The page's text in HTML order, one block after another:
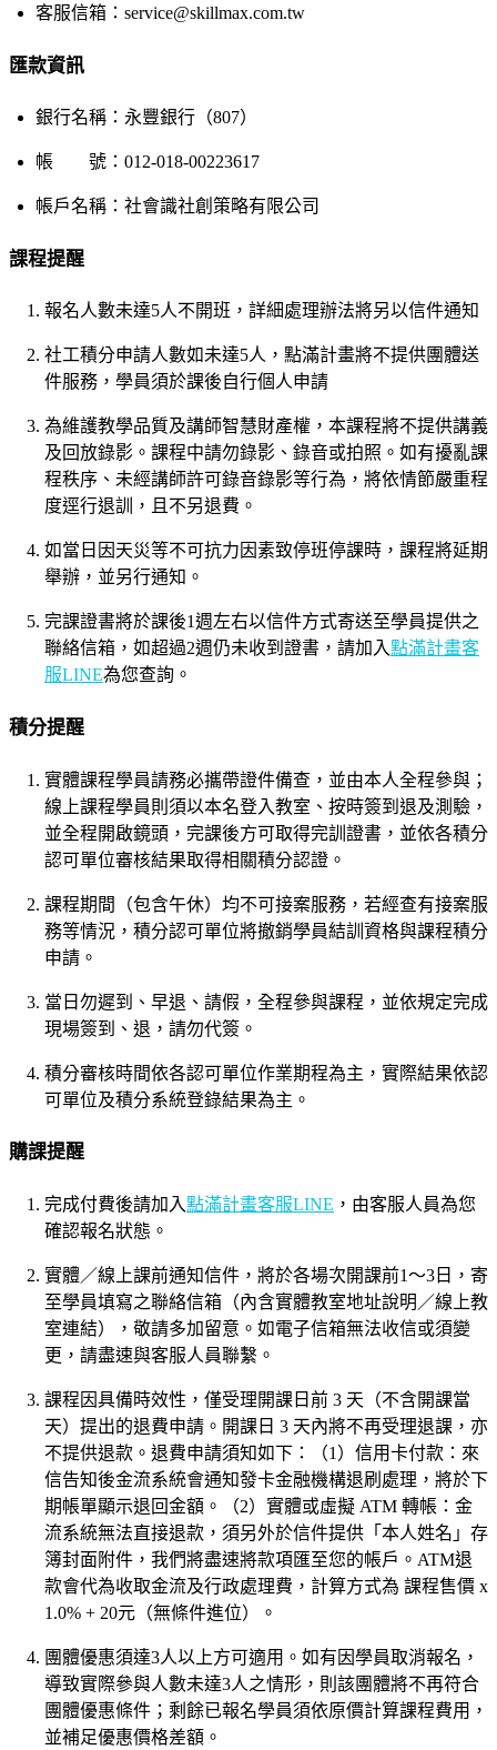
客服信箱：service@skillmax.com.tw
匯款資訊
銀行名稱：永豐銀行（807）
帳 號：012-018-00223617
帳戶名稱：社會識社創策略有限公司
課程提醒
報名人數未達5人不開班，詳細處理辦法將另以信件通知
社工積分申請人數如未達5人，點滿計畫將不提供團體送
件服務，學員須於課後自行個人申請
為維護教學品質及講師智慧財產權，本課程將不提供講義
及回放錄影。課程中請勿錄影、錄音或拍照。如有擾亂課
程秩序、未經講師許可錄音錄影等行為，將依情節嚴重程
度逕行退訓，且不另退費。
如當日因天災等不可抗力因素致停班停課時，課程將延期
舉辦，並另行通知。
完課證書將於課後1週左右以信件方式寄送至學員提供之
聯絡信箱，如超過2週仍未收到證書，請加入點滿計畫客
服LINE為您查詢。
積分提醒
實體課程學員請務必攜帶證件備查，並由本人全程參與；
線上課程學員則須以本名登入教室、按時簽到退及測驗，
並全程開啟鏡頭，完課後方可取得完訓證書，並依各積分
認可單位審核結果取得相關積分認證。
課程期間（包含午休）均不可接案服務，若經查有接案服
務等情況，積分認可單位將撤銷學員結訓資格與課程積分
申請。
當日勿遲到、早退、請假，全程參與課程，並依規定完成
現場簽到、退，請勿代簽。
積分審核時間依各認可單位作業期程為主，實際結果依認
可單位及積分系統登錄結果為主。
購課提醒
完成付費後請加入點滿計畫客服LINE ，由客服人員為您
確認報名狀態。
實體／線上課前通知信件，將於各場次開課前1～3日，寄
至學員填寫之聯絡信箱（內含實體教室地址說明／線上教
室連結），敬請多加留意。如電子信箱無法收信或須變
更，請盡速與客服人員聯繫。
課程因具備時效性，僅受理開課日前 3 天（不含開課當
天）提出的退費申請。開課日 3 天內將不再受理退課，亦
不提供退款。退費申請須知如下：（1）信用卡付款：來
信告知後金流系統會通知發卡金融機構退刷處理，將於下
期帳單顯示退回金額。（2）實體或虛擬 ATM 轉帳：金
流系統無法直接退款，須另外於信件提供「本人姓名」存
簿封面附件，我們將盡速將款項匯至您的帳戶。ATM退
款會代為收取金流及行政處理費，計算方式為 課程售價 x
1.0% + 20元（無條件進位）。
團體優惠須達3人以上方可適用。如有因學員取消報名，
導致實際參與人數未達3人之情形，則該團體將不再符合
團體優惠條件；剩餘已報名學員須依原價計算課程費用，
並補足優惠價格差額。